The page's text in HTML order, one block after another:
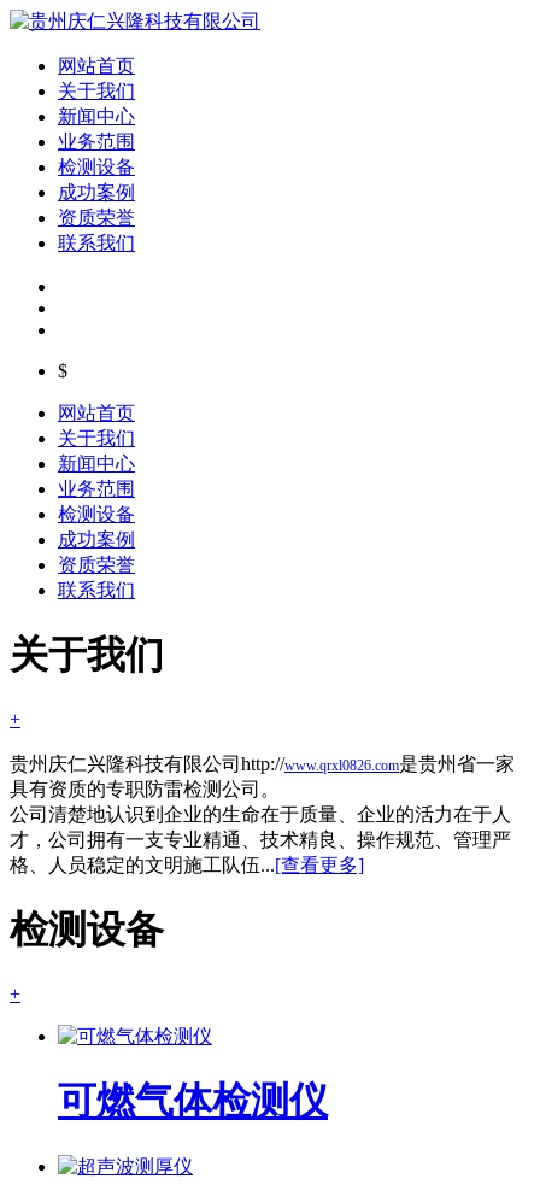
网站首页
关于我们
新闻中心
业务范围
检测设备
成功案例
资质荣誉
联系我们
$
网站首页
关于我们
新闻中心
业务范围
检测设备
成功案例
资质荣誉
联系我们
关于我们
+
贵州庆仁兴隆科技有限公司http://www.qrxl0826.com是贵州省一家
具有资质的专职防雷检测公司。
公司清楚地认识到企业的生命在于质量、企业的活力在于人
才，公司拥有一支专业精通、技术精良、操作规范、管理严
格、人员稳定的文明施工队伍...[查看更多]
检测设备
+
可燃气体检测仪